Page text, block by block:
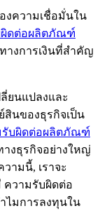
ความเชื่อมั่นใน
ผิดต่อผลิตภัณฑ์
างการเงินที่สำคัญ
ยนแปลงและ
สินของธุรกิจเป็น
รับผิดต่อผลิตภัณฑ์
างธุรกิจอย่างใหญ่
ามนี้, เราจะ
ความรับผิดต่อ
ำไมการลงทุนใน